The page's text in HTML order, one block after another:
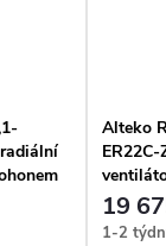
Alteko
AC
19
1-2